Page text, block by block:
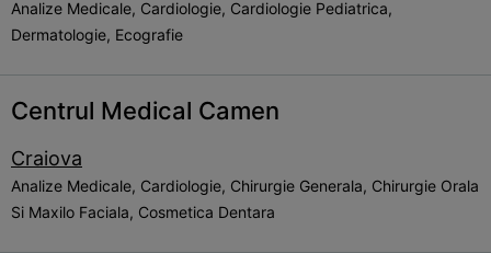
Analize Medicale, Cardiologie, Cardiologie Pediatrica,
Dermatologie, Ecografie
Centrul Medical Camen
Craiova
Analize Medicale, Cardiologie, Chirurgie Generala, Chirurgie Orala
Si Maxilo Faciala, Cosmetica Dentara